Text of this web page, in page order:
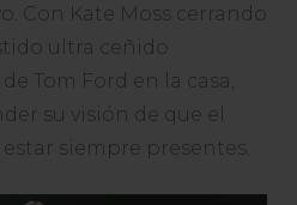
Con Kate Moss cerrando
ultra ceñido
Tom Ford en la casa,
su visión de que el
siempre presentes.